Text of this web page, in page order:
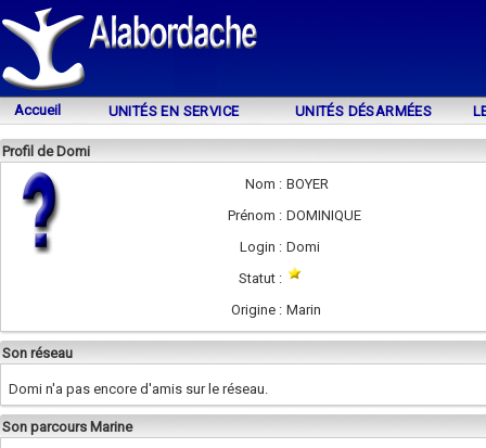
Accueil UNITÉS EN SERVICE UNITÉS DÉSARMÉES
Profil de Domi
Nom : BOYER
Prénom : DOMINIQUE
Login : Domi
Statut :
Origine : Marin
Son réseau
Domi n'a pas encore d'amis sur le réseau.
Son parcours Marine